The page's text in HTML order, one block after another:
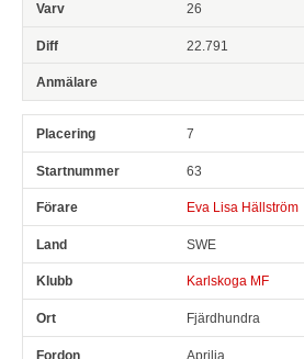
26
22.791
7
63
Eva Lisa Hällström
SWE
Karlskoga MF
Fjärdhundra
Aprilia